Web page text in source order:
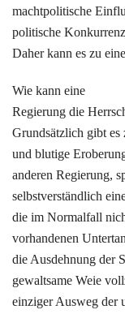
machtpolitische
politische
Daher kann es zu
Wie kann eine
Regierung die
Grundsätzlich gibt
und blutige
anderen Regierung,
selbstverständlich
die im Normalfall
vorhandenen
die Ausdehnung der
gewaltsame Weie
einziger Ausweg der